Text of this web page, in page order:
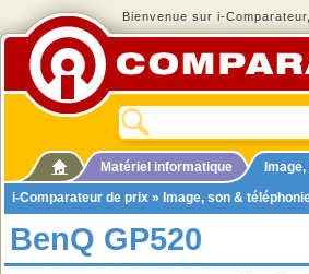
Bienvenue sur i-
Matériel informatique
i-Comparateur de prix » Image, son &
BenQ GP520